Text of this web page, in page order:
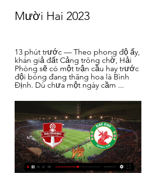
Mười Hai 2023
13 phút trước — Theo phong độ ấy,
khán giả đất Cảng trông chờ, Hải
Phòng sẽ có một trận cầu hay trước
đội bóng đang thăng hoa là Bình
Định. Dù chưa một ngày cầm ...